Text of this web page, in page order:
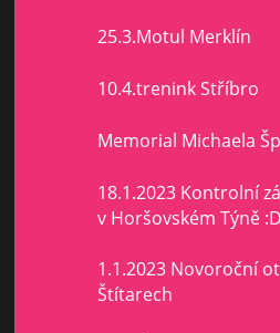
25.3.Motul Merklín
10.4.trenink Stříbro
Memorial Michaela
18.1.2023 Kontrolní
v Horšovském Týně :D
1.1.2023 Novoroční
Štítarech